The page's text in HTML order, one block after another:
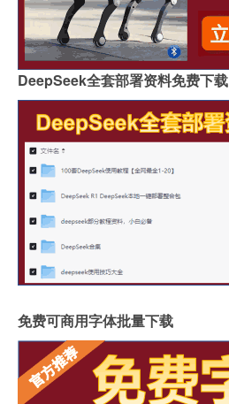
DeepSeek全套部署资料免费下载
免费可商用字体批量下载